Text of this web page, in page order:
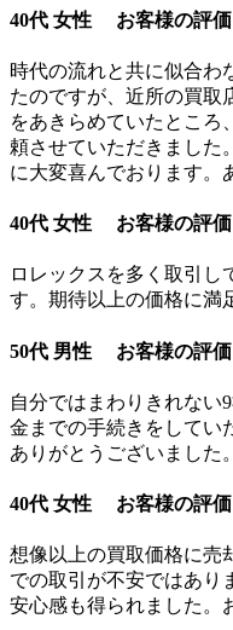
40代 女性 お客様の評価
時代の流れと共に似合わ
たのですが、近所の買取
をあきらめていたところ
頼させていただきました
に大変喜んでおります。
40代 女性 お客様の評価
ロレックスを多く取引し
す。期待以上の価格に満
50代 男性 お客様の評価
自分ではまわりきれない
金までの手続きをしてい
ありがとうございました。
40代 女性 お客様の評価
想像以上の買取価格に売
での取引が不安ではあり
安心感も得られました。